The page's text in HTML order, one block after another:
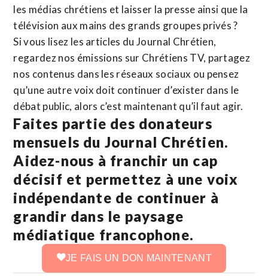
les médias chrétiens et laisser la presse ainsi que la
télévision aux mains des grands groupes privés ?
Si vous lisez les articles du Journal Chrétien,
regardez nos émissions sur Chrétiens TV, partagez
nos contenus dans les réseaux sociaux ou pensez
qu’une autre voix doit continuer d’exister dans le
débat public, alors c’est maintenant qu’il faut agir.
Faites partie des donateurs
mensuels du Journal Chrétien.
Aidez-nous à franchir un cap
décisif et permettez à une voix
indépendante de continuer à
grandir dans le paysage
médiatique francophone.
JE FAIS UN DON MAINTENANT